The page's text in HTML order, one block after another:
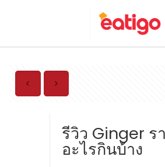
รีวิว Ginger ร
อะไรกินบ้าง